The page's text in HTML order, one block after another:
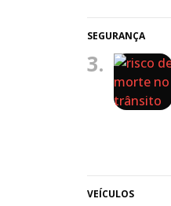
SEGURANÇA
3.
VEÍCULOS